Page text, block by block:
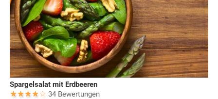
Spargelsalat mit Erdbeeren
34 Bewertungen